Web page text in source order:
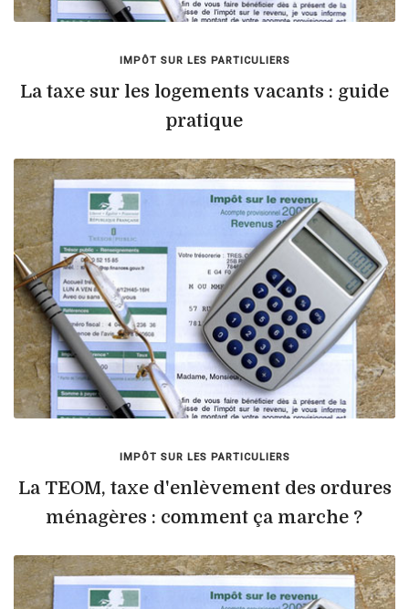
IMPÔT SUR LES PARTICULIERS
La taxe sur les logements vacants : guide
pratique
IMPÔT SUR LES PARTICULIERS
La TEOM, taxe d'enlèvement des ordures
ménagères : comment ça marche ?